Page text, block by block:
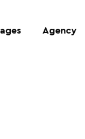
Agency